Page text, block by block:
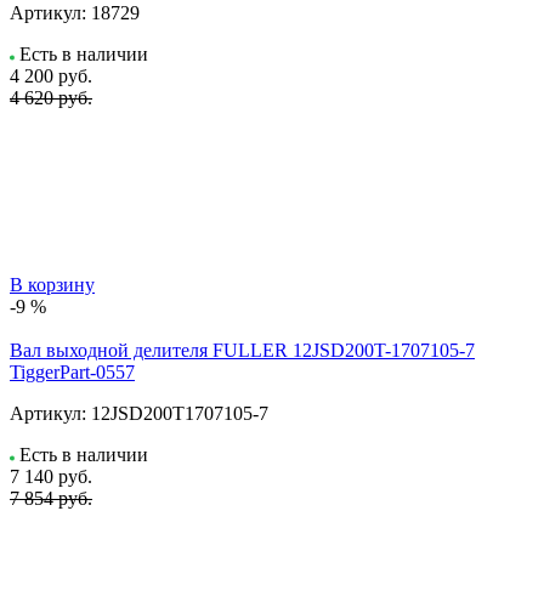
Артикул: 18729
Есть в наличии
4 200 руб.
4 620 руб.
В корзину
-9 %
Вал выходной делителя FULLER 12JSD200T-1707105-7
TiggerPart-0557
Артикул: 12JSD200T1707105-7
Есть в наличии
7 140 руб.
7 854 руб.